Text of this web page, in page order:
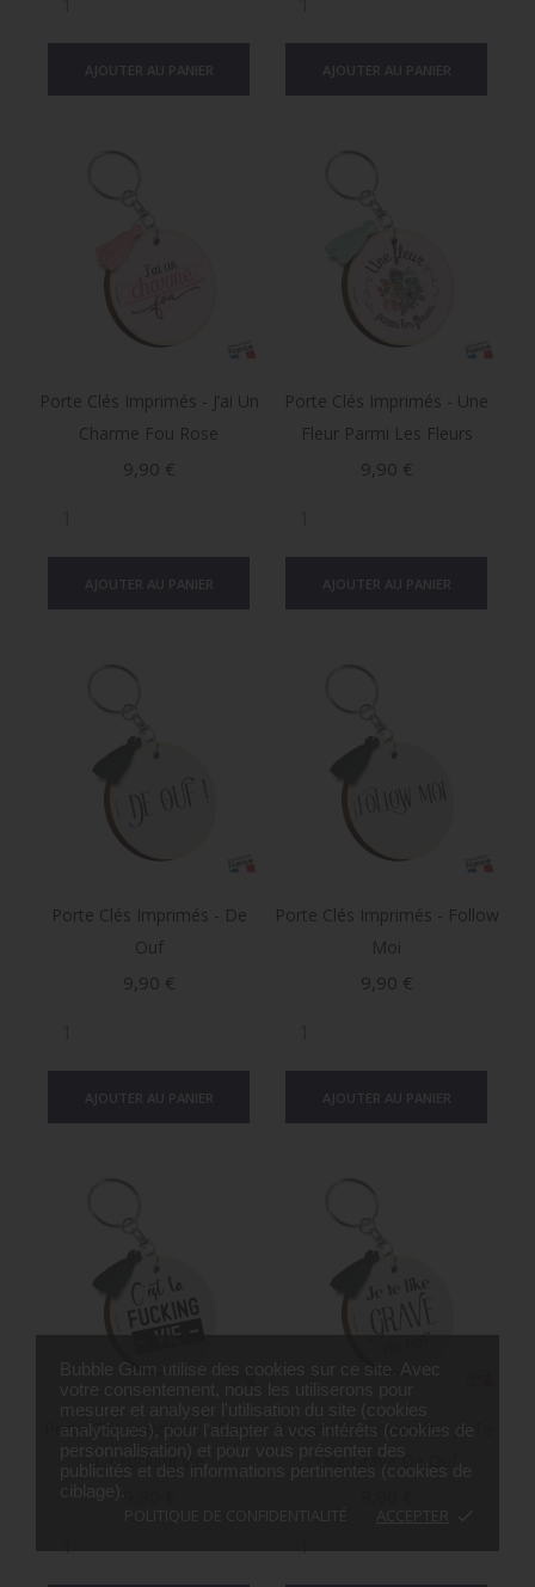
Bubble Gum utilise des cookies sur ce site. Avec
votre consentement, nous les utiliserons pour
analytiques), pour l'adapter à vos intérêts (cookies de
publicités et des informations pertinentes (cookies de
Porte Clés Imprimés - J’ai Un
Charme Fou Rose
Prix
9,90 €
Porte Clés Imprimés - Une
Fleur Parmi Les Fleurs
Prix
9,90 €
Porte Clés Imprimés - De
Ouf
Prix
9,90 €
Porte Clés Imprimés - Follow
Moi
Prix
9,90 €
Porte Clés Imprimés - C’est
La Fucking Vie
Porte Clés Imprimés - Je Te
Like Grave De Ouf